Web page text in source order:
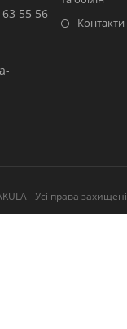
55 56
Контакти
- Усі права захищені